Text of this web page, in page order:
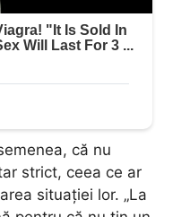
că nu
strict, ceea ce ar
situației lor. „La